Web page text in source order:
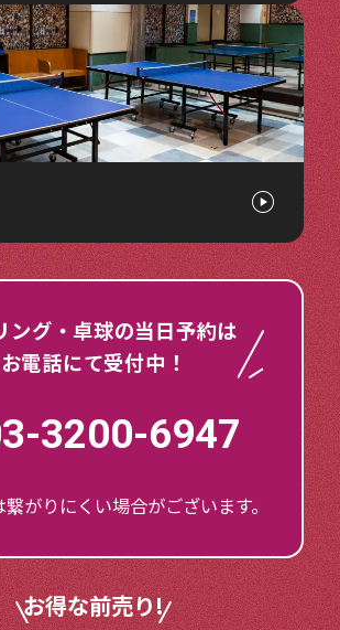
ング・卓球の当日予約は
お電話にて受付中！
3200-6947
がりにくい場合がございます。
お得な前売り!